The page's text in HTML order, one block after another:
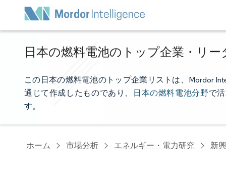
日本の燃料電池のトップ企業・リ
この日本の燃料電池のトップ企業リストは、Mordor
通じて作成したものであり、
日本の燃料電池分野で
す。
ホーム 市場分析 エネルギー・電力研究 新